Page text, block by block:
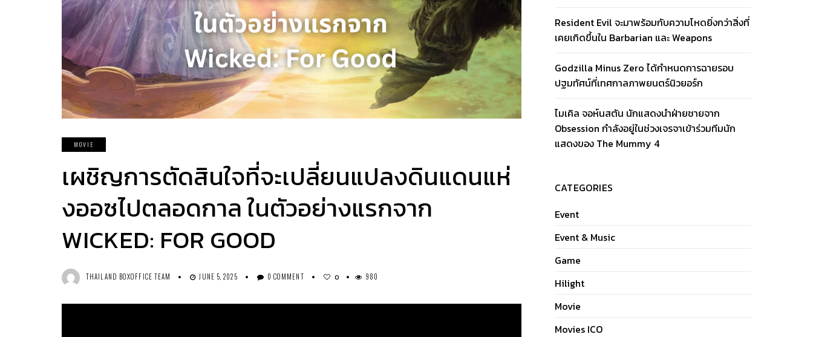
MOVIE
เผชิญการตัดสินใจที่จะเปลี่ยนแปลงดินแดนแห่
งออซไปตลอดกาล ในตัวอย่างแรกจาก
WICKED: FOR GOOD
THAILAND BOXOFFICE TEAM JUNE 5, 2025 0 COMMENT 0 980
Resident Evil จะมาพร้อมกับความโหดยิ่งกว่าสิ่งที่
เคยเกิดขึ้นใน Barbarian และ Weapons
Godzilla Minus Zero ได้กำหนดการฉายรอบ
ปฐมทัศน์ที่เทศกาลภาพยนตร์นิวยอร์ก
ไมเคิล จอห์นสตัน นักแสดงนำฝ่ายชายจาก
Obsession กำลังอยู่ในช่วงเจรจาเข้าร่วมทีมนัก
แสดงของ The Mummy 4
CATEGORIES
Event
Event & Music
Game
Hilight
Movie
Movies ICO